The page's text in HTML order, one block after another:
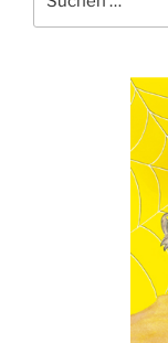
nach: